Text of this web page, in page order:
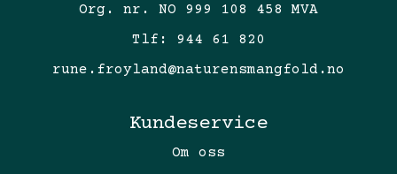
Org. nr. NO 999 108 458 MVA
Tlf: 944 61 820
rune.froyland@naturensmangfold.no
Kundeservice
Om oss